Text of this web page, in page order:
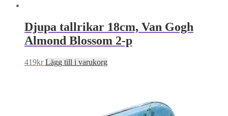
Djupa tallrikar 18cm, Van Gogh
Almond Blossom 2-p
419kr Lägg till i varukorg